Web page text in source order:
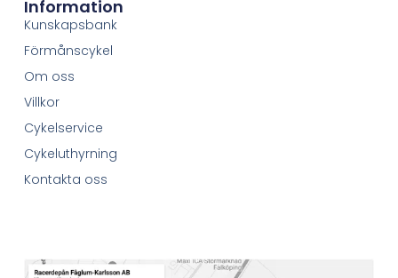
Information
Kunskapsbank
Förmånscykel
Om oss
Villkor
Cykelservice
Cykeluthyrning
Kontakta oss